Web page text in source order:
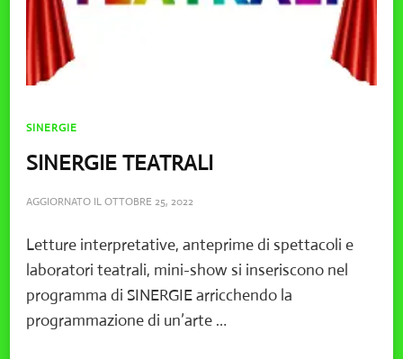
SINERGIE
SINERGIE TEATRALI
AGGIORNATO ILOTTOBRE 25, 2022
Letture interpretative, anteprime di spettacoli e
laboratori teatrali, mini-show si inseriscono nel
programma di SINERGIE arricchendo la
programmazione di un’arte …